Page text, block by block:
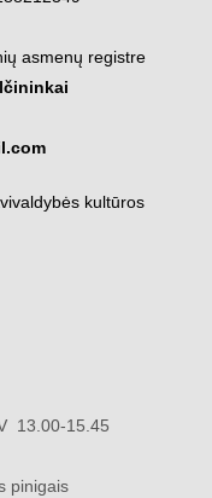
asmenų registre
kultūros
13.00-15.45
pinigais